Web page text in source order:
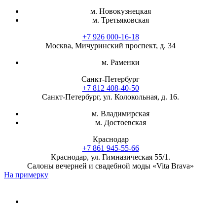
м. Новокузнецкая
м. Третьяковская
+7 926 000-16-18
Москва, Мичуринский проспект, д. 34
м. Раменки
Санкт-Петербург
+7 812 408-40-50
Санкт-Петербург, ул. Колокольная, д. 16.
м. Владимирская
м. Достоевская
Краснодар
+7 861 945-55-66
Краснодар, ул. Гимназическая 55/1.
Салоны вечерней и свадебной моды «Vita Brava»
На примерку